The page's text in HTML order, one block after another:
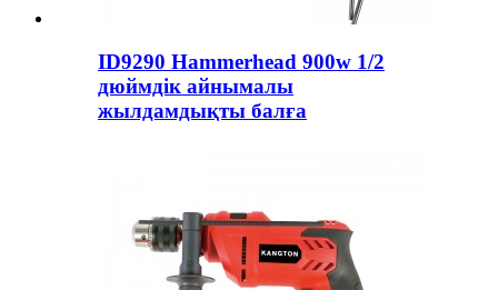
ID9290 Hammerhead 900w 1/2
дюймдік айнымалы
жылдамдықты балға